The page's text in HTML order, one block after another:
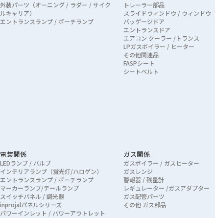
外装パーツ（オーニング / ラダー / サイク
ルキャリア）
エントランスランプ / ポーチランプ
トレーラー部品
スライドウィンドウ / ウィンドウ
バッゲージドア
エントランスドア
エアコン クーラー /トランス
LPガスボイラー / ヒーター
その他関連品
FASPシート
シートベルト
電装関係
LEDランプ / バルブ
インテリアランプ（蛍光灯/ハロゲン）
エントランスランプ / ポーチランプ
マーカーランプ/テールランプ
スイッチパネル / 調光器
inprojalパネルシリーズ
パワーインレット / パワーアウトレット
ガス関係
ガスボイラー / ガスヒーター
ガスレンジ
警報器 / 残量計
レギュレーター /ガスアダプター
ガス配管パーツ
その他 ガス部品